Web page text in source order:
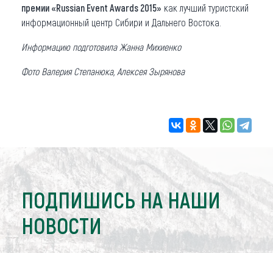
премии «Russian Event Awards 2015» как лучший туристский
информационный центр Сибири и Дальнего Востока.
Информацию подготовила Жанна Михиенко
Фото Валерия Степанюка, Алексея Зырянова
ПОДПИШИСЬ НА НАШИ
НОВОСТИ